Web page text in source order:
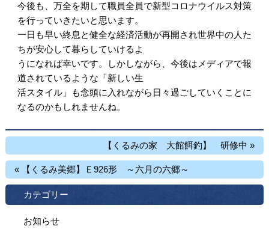
今後も、万全を期して職員全員で新型コロナウイルス対策
を行っていきたいと思います。
一日も早い終息と健全な経済活動が再開され世界中の人た
ちが安心して暮らしていけるよ
うになれば幸いです。しかしながら、今後はメディアで報
道されているような「新しい生
活スタイル」も念頭に入れながら日々過ごしていくことに
なるのかもしれませんね。
【くるみの家 大館餌釣】 研修中 »
« 【くるみ美郷】Ｅ926形 ～六月の六郷～
カテゴリー
お知らせ